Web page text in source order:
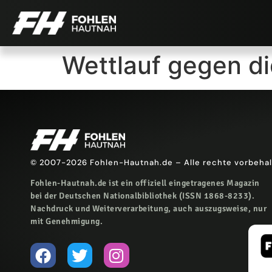
Wettlauf gegen
© 2007-2026 Fohlen-Hautnah.de – Alle rechte
Fohlen-Hautnah.de ist ein offiziell eingetragenes Magazin
bei der Deutschen Nationalbibliothek (ISSN 1868-8233).
Nachdruck und Weiterverarbeitung, auch auszugsweise, nur
mit Genehmigung.